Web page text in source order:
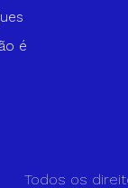
é
Todos os